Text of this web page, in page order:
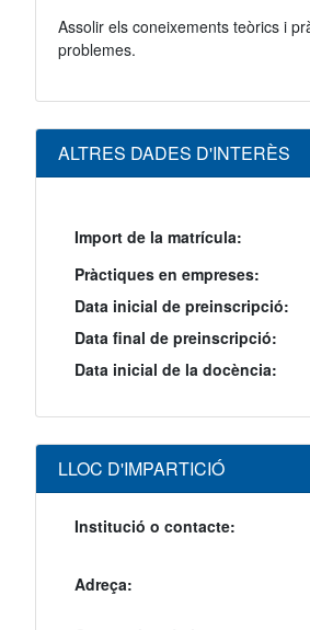
Assolir els coneixements teòrics i
problemes.
ALTRES DADES D'INTERÈS
Import de la matrícula:
Pràctiques en empreses:
Data inicial de preinscripció:
Data final de preinscripció:
Data inicial de la docència:
LLOC D'IMPARTICIÓ
Institució o contacte:
Adreça: